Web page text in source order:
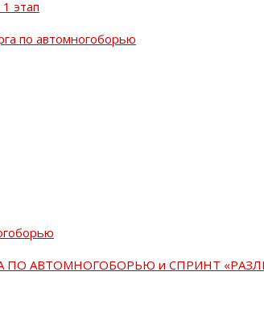
этап
по автомногоборью
ПО АВТОМНОГОБОРЬЮ и СПРИНТ